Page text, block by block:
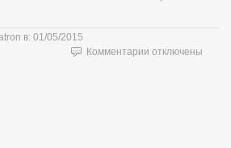
в: 01/05/2015
Комментарии котключены